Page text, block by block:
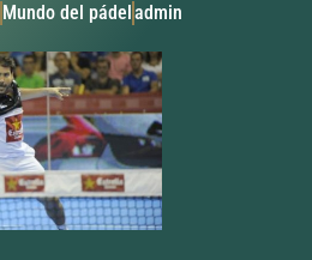
Mundo del pádeladmin